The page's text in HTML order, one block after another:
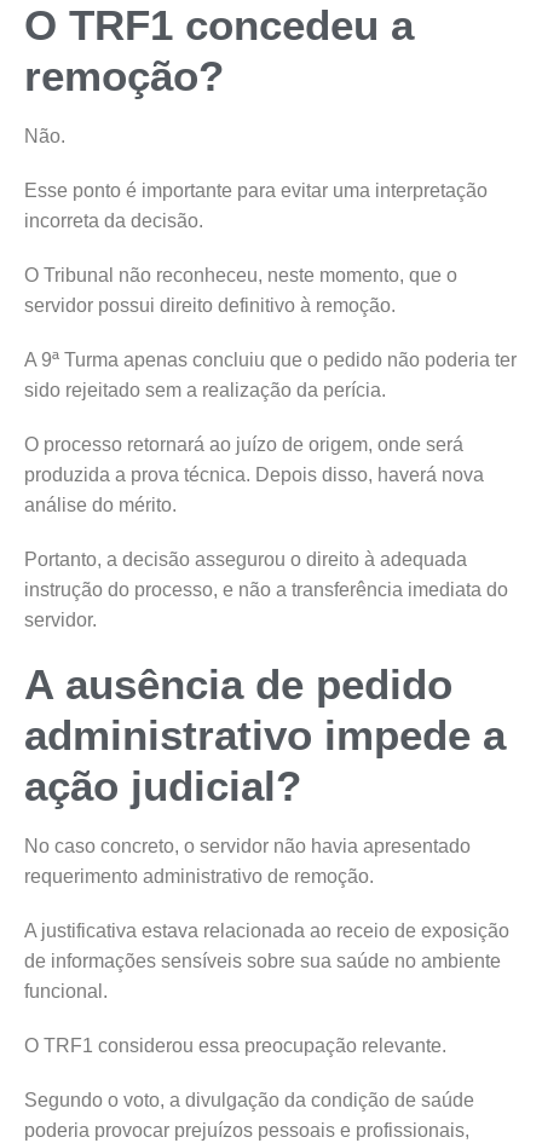
O TRF1 concedeu a
remoção?
Não.
Esse ponto é importante para evitar uma interpretação
incorreta da decisão.
O Tribunal não reconheceu, neste momento, que o
servidor possui direito definitivo à remoção.
A 9ª Turma apenas concluiu que o pedido não poderia ter
sido rejeitado sem a realização da perícia.
O processo retornará ao juízo de origem, onde será
produzida a prova técnica. Depois disso, haverá nova
análise do mérito.
Portanto, a decisão assegurou o direito à adequada
instrução do processo, e não a transferência imediata do
servidor.
A ausência de pedido
administrativo impede a
ação judicial?
No caso concreto, o servidor não havia apresentado
requerimento administrativo de remoção.
A justificativa estava relacionada ao receio de exposição
de informações sensíveis sobre sua saúde no ambiente
funcional.
O TRF1 considerou essa preocupação relevante.
Segundo o voto, a divulgação da condição de saúde
poderia provocar prejuízos pessoais e profissionais,